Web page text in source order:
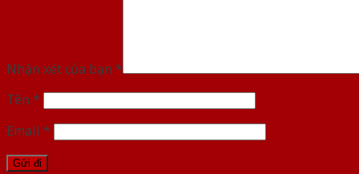
Nhận xét của bạn *
Tên *
Email *